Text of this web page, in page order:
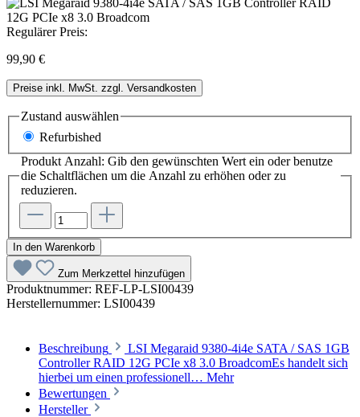
Regulärer Preis:
99,90 €
Preise inkl. MwSt. zzgl. Versandkosten
Zustand auswählen
Refurbished
Produkt Anzahl: Gib den gewünschten Wert ein oder benutze
die Schaltflächen um die Anzahl zu erhöhen oder zu
reduzieren.
In den Warenkorb
Zum Merkzettel hinzufügen
Produktnummer: REF-LP-LSI00439
Herstellernummer: LSI00439
Beschreibung
LSI Megaraid 9380-4i4e SATA / SAS 1GB
Controller RAID 12G PCIe x8 3.0 BroadcomEs handelt sich
hierbei um einen professionell… Mehr
Bewertungen
Hersteller